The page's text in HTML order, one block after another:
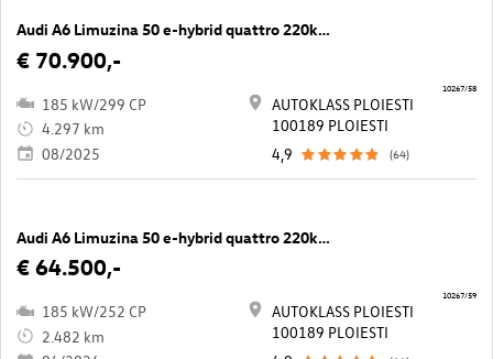
Audi A6 Limuzina 50 e-hybrid quattro 220kW
€ 70.900,-
185 kW/299 CP
4.297 km
08/2025
AUTOKLASS PLOIESTI
100189 PLOIESTI
4,9
(64)
10267/58
Audi A6 Limuzina 50 e-hybrid quattro 220kW
€ 64.500,-
185 kW/252 CP
2.482 km
AUTOKLASS PLOIESTI
100189 PLOIESTI
10267/59